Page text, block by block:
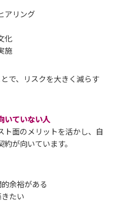
アリング
化
施
で、リスクを大きく減らす
いていない人
ト面のメリットを活かし、自
が向いています。
余裕がある
たい